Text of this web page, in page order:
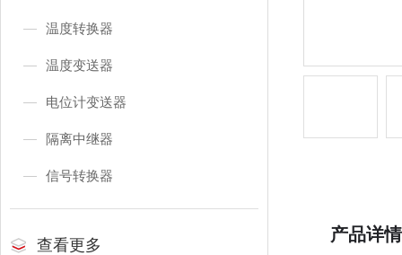
温度转换器
温度变送器
电位计变送器
隔离中继器
信号转换器
查看更多
产品详情